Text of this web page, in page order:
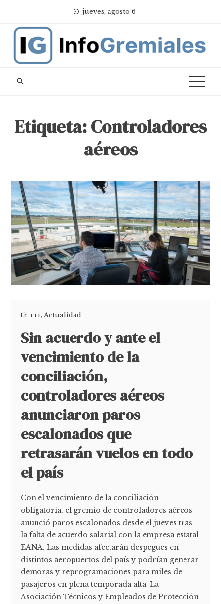
content
jueves, agosto 6
Etiqueta:Controladores
aéreos
+++,Actualidad
Sin acuerdo y ante el
vencimiento de la
conciliación,
controladores aéreos
anunciaron paros
escalonados que
retrasarán vuelos en todo
el país
Con el vencimiento de la conciliación
obligatoria, el gremio de controladores aéreos
anunció paros escalonados desde el jueves tras
la falta de acuerdo salarial con la empresa estatal
EANA. Las medidas afectarán despegues en
distintos aeropuertos del país y podrían generar
demoras y reprogramaciones para miles de
pasajeros en plena temporada alta. La
Asociación Técnicos y Empleados de Protección